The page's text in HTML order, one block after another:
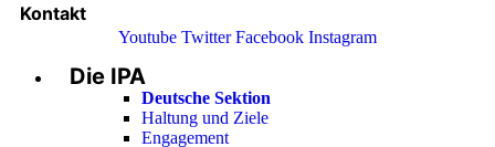
Kontakt
Youtube Twitter Facebook Instagram
Menu
Die IPA
Deutsche Sektion
Haltung und Ziele
Engagement